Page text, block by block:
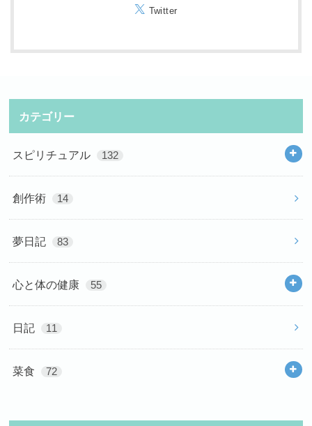
Twitter
カテゴリー
スピリチュアル 132
創作術 14
夢日記 83
心と体の健康 55
日記 11
菜食 72